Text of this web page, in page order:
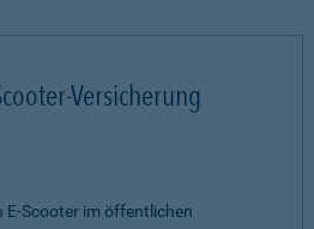
Versicherung
E-Scooter im öffentlichen